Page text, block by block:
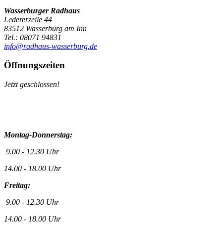
Wasserburger Radhaus
Ledererzeile 44
83512 Wasserburg am Inn
Tel.: 08071 94831
info@radhaus-wasserburg.de
Öffnungszeiten
Jetzt geschlossen!
Montag-Donnerstag:
9.00 - 12.30 Uhr
14.00 - 18.00 Uhr
Freitag:
9.00 - 12.30 Uhr
14.00 - 18.00 Uhr